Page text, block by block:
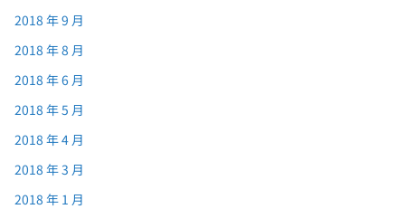
2018 年 9 月
2018 年 8 月
2018 年 6 月
2018 年 5 月
2018 年 4 月
2018 年 3 月
2018 年 1 月